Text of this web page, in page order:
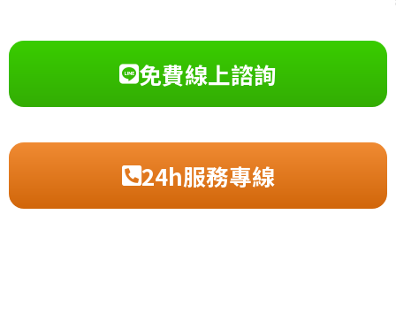
免費線上諮詢
24h服務專線